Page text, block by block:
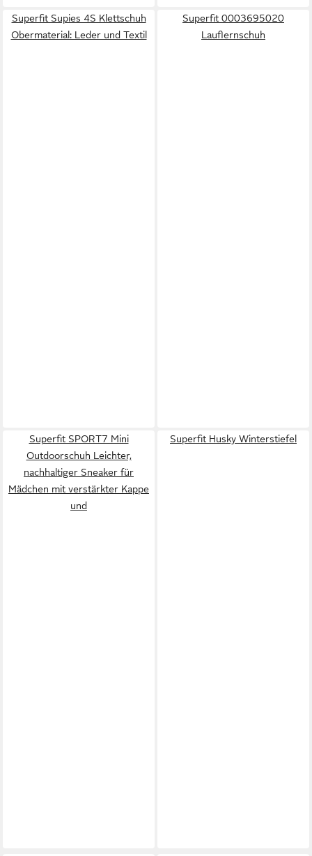
Superfit Supies 4S Klettschuh
Obermaterial: Leder und Textil
Superfit 0003695020
Lauflernschuh
Superfit SPORT7 Mini
Outdoorschuh Leichter,
nachhaltiger Sneaker für
Mädchen mit verstärkter Kappe
und
Superfit Husky Winterstiefel